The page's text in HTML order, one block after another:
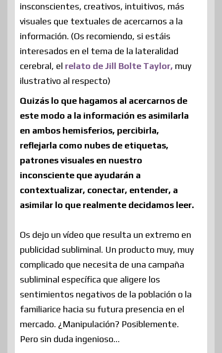
insconscientes, creativos, intuitivos, más
visuales que textuales de acercarnos a la
información. (Os recomiendo, si estáis
interesados en el tema de la lateralidad
cerebral, el relato de Jill Bolte Taylor, muy
ilustrativo al respecto)
Quizás lo que hagamos al acercarnos de
este modo a la información es asimilarla
en ambos hemisferios, percibirla,
reflejarla como nubes de etiquetas,
patrones visuales en nuestro
inconsciente que ayudarán a
contextualizar, conectar, entender, a
asimilar lo que realmente decidamos leer.
Os dejo un vídeo que resulta un extremo en
publicidad subliminal. Un producto muy, muy
complicado que necesita de una campaña
subliminal específica que aligere los
sentimientos negativos de la población o la
familiarice hacia su futura presencia en el
mercado. ¿Manipulación? Posiblemente.
Pero sin duda ingenioso…